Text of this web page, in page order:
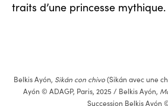
traits d’une princesse mythique.
Belkis Ayón, Sikán con chivo(Sikán avec une
Ayón © ADAGP, Paris, 2025 / Belkis Ayón,
Succession Belkis Ayón